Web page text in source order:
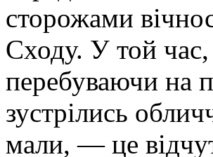
сторожами
Сходу. У той час,
перебуваючи на
зустрілись
мали, — це